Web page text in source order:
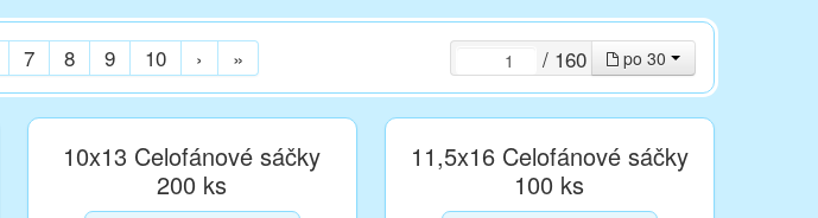
7 8 9 10 › » po 30
/ 160
10x13 Celofánové sáčky
200 ks
11,5x16 Celofánové sáčky
100 ks